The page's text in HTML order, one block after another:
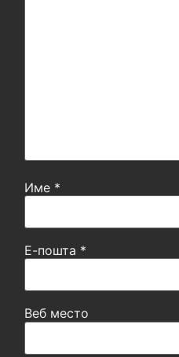
Име *
Е-пошта *
Веб место